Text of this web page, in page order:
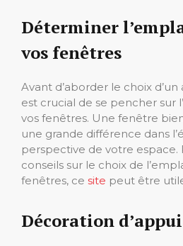
Déterminer
vos fenêtres
Avant d’aborder le choix
est crucial de se pencher sur
vos fenêtres. Une fenêtre
une grande différence dans
perspective de votre espace.
conseils sur le choix de
fenêtres, ce site peut être
Décoration